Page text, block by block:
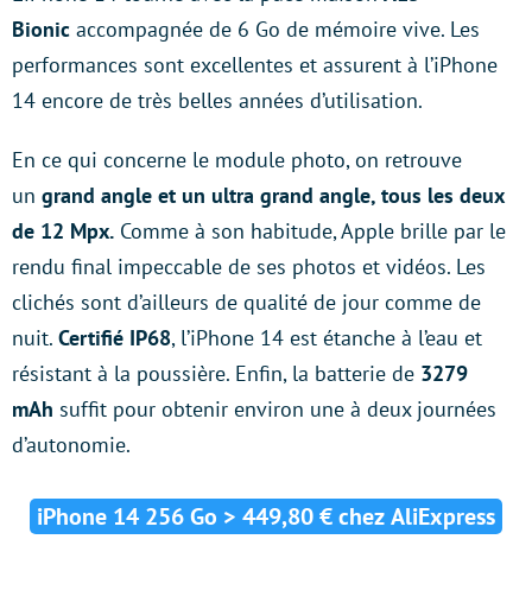
Bionic accompagnée de 6 Go de mémoire vive. Les
performances sont excellentes et assurent à l’iPhone
14 encore de très belles années d’utilisation.
En ce qui concerne le module photo, on retrouve
un grand angle et un ultra grand angle, tous les deux
de 12 Mpx. Comme à son habitude, Apple brille par le
rendu final impeccable de ses photos et vidéos. Les
clichés sont d’ailleurs de qualité de jour comme de
nuit. Certifié IP68, l’iPhone 14 est étanche à l’eau et
résistant à la poussière. Enfin, la batterie de 3279
mAh suffit pour obtenir environ une à deux journées
d’autonomie.
iPhone 14 256 Go > 449,80 € chez AliExpress